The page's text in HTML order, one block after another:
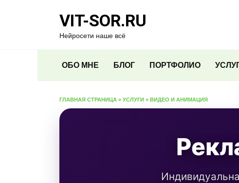
VIT-SOR.RU
Нейросети наше всё
ОБО МНЕ БЛОГ ПОРТФОЛИО
ГЛАВНАЯ СТРАНИЦА » УСЛУГИ » ВИДЕО И АНИМАЦИЯ